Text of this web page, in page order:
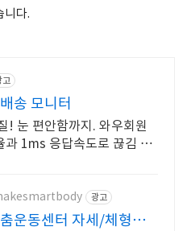
니다.
고
송 모니터
! 눈 편안함까지. 와우회원
과 1ms 응답속도로 끊김 없
광고
운동센터 자세/체형교